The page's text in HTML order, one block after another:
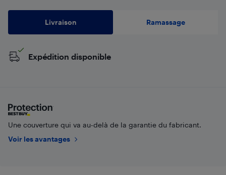
Livraison Ramassage
Expédition disponible
Une couverture qui va au-delà de la garantie du fabricant.
Voir les avantages